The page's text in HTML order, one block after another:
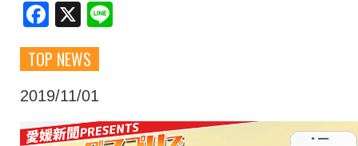
スクール
ファンクラブ 試合を観戦
Facebook
X
TOP NEWS
2019/11/01